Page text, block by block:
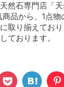
然石専門店「
品から、1点物
取り揃えてお
ております。